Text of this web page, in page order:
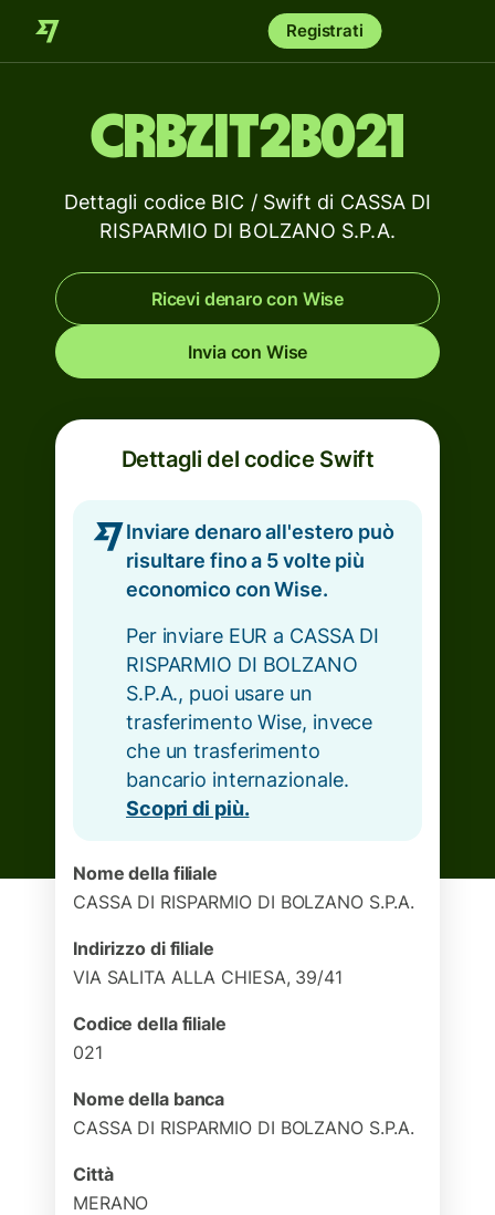
Registrati
CRBZIT2B021
Dettagli codice BIC / Swift di CASSA DI
RISPARMIO DI BOLZANO S.P.A.
Ricevi denaro con Wise
Invia con Wise
Dettagli del codice Swift
Inviare denaro all'estero può
risultare fino a 5 volte più
economico con Wise.
Per inviare EUR a CASSA DI
RISPARMIO DI BOLZANO
S.P.A., puoi usare un
trasferimento Wise, invece
che un trasferimento
bancario internazionale.
Scopri di più.
Nome della filiale
CASSA DI RISPARMIO DI BOLZANO S.P.A.
Indirizzo di filiale
VIA SALITA ALLA CHIESA, 39/41
Codice della filiale
021
Nome della banca
CASSA DI RISPARMIO DI BOLZANO S.P.A.
Città
MERANO